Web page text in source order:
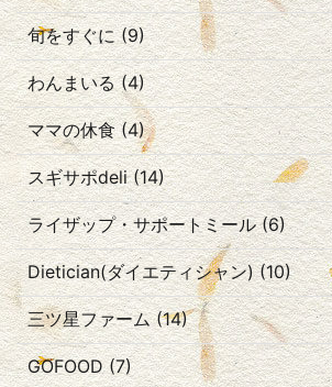
旬をすぐに (9)
わんまいる (4)
ママの休食 (4)
スギサポdeli (14)
ライザップ・サポートミール (6)
Dietician(ダイエティシャン) (10)
三ツ星ファーム (14)
GOFOOD (7)